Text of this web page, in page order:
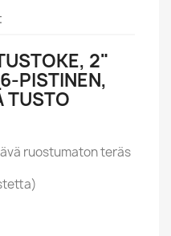
2"
PISTINEN,
TUSTO
ruostumaton teräs